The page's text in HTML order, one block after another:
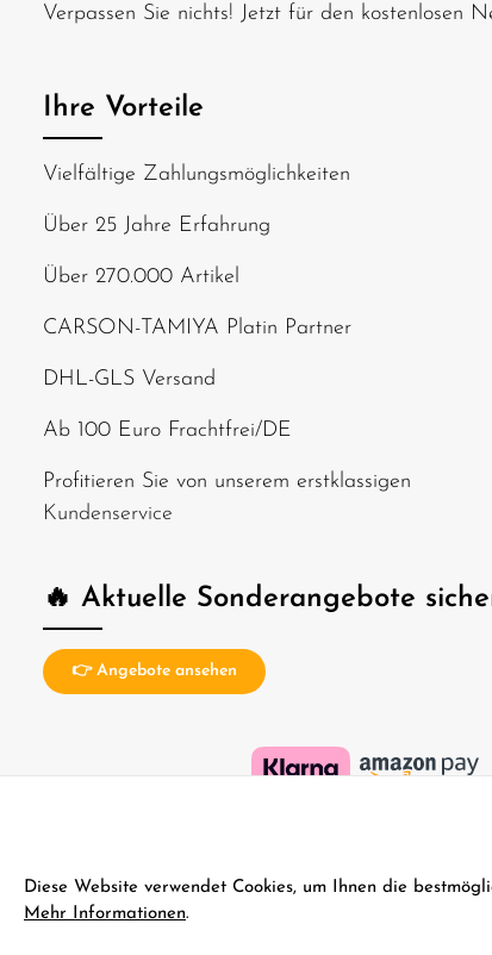
Verpassen Sie nichts! Jetzt für den kostenlosen
🔥 Aktuelle Sonderangebote
👉 Angebote ansehen
Ihre Vorteile
Vielfältige Zahlungsmöglichkeiten
Über 25 Jahre Erfahrung
Über 270.000 Artikel
CARSON-TAMIYA Platin Partner
DHL-GLS Versand
Ab 100 Euro Frachtfrei/DE
Profitieren Sie von unserem erstklassigen
Kundenservice
Diese Website verwendet Cookies, um Ihnen die
Mehr Informationen.